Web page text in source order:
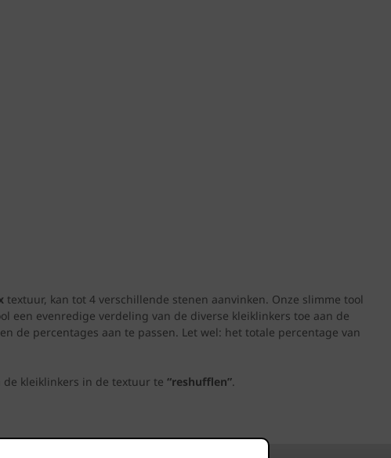
textuur, kan tot 4 verschillende stenen aanvinken. Onze slimme tool
een evenredige verdeling van de diverse kleiklinkers toe aan de
en de percentages aan te passen. Let wel: het totale percentage van
kleiklinkers in de textuur te “reshufflen”.